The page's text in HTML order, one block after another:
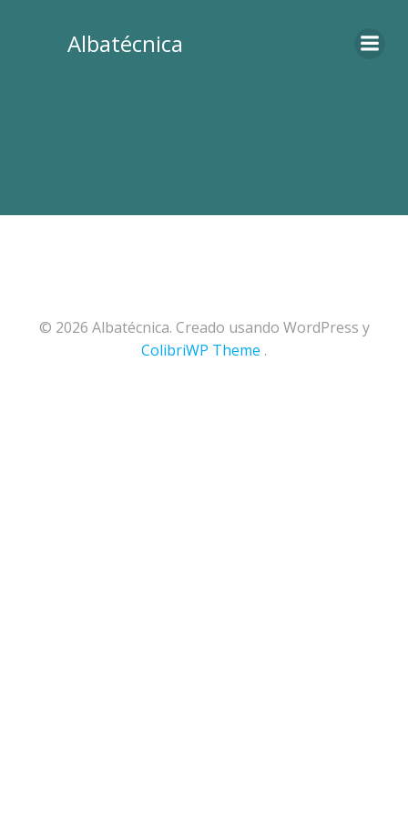
Albatécnica
© 2026 Albatécnica. Creado usando WordPress y
ColibriWP Theme .